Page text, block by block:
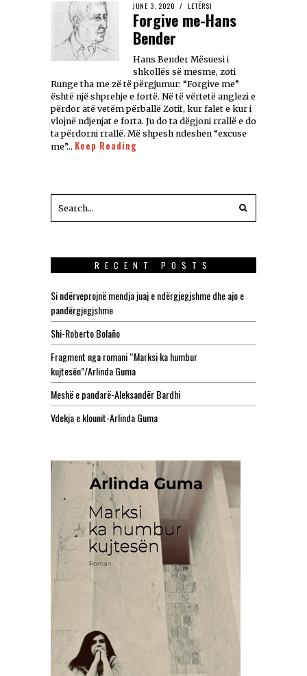
JUNE 3, 2020 LETËRSI
Forgive me-Hans
Bender
Hans Bender Mësuesi i
shkollës së mesme, zoti
Runge tha me zë të përgjumur: “Forgive me”
është një shprehje e fortë. Në të vërtetë anglezi e
përdor atë vetëm përballë Zotit, kur falet e kur i
vlojnë ndjenjat e forta. Ju do ta dëgjoni rrallë e do
ta përdorni rrallë. Më shpesh ndeshen “excuse
me”… Keep Reading
RECENT POSTS
Si ndërveprojnë mendja juaj e ndërgjegjshme dhe ajo e
pandërgjegjshme
Shi-Roberto Bolaño
Fragment nga romani “Marksi ka humbur
kujtesën”/Arlinda Guma
Meshë e pandarë-Aleksandër Bardhi
Vdekja e klounit-Arlinda Guma